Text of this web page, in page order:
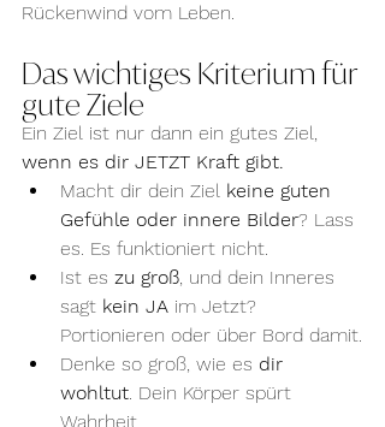
Rückenwind vom Leben.
Das wichtiges Kriterium für
gute Ziele
Ein Ziel ist nur dann ein gutes Ziel,
wenn es dir JETZT Kraft gibt.
Macht dir dein Ziel keine guten
Gefühle oder innere Bilder? Lass
es. Es funktioniert nicht.
Ist es zu groß, und dein Inneres
sagt kein JA im Jetzt?
Portionieren oder über Bord damit.
Denke so groß, wie es dir
wohltut. Dein Körper spürt
Wahrheit.